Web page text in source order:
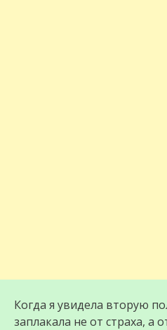
Когда я увидела вторую
заплакала не от страха, а